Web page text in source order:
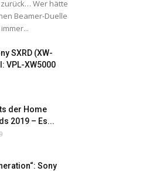
Wer hätte
Beamer-Duelle
SXRD (XW-
VPL-XW5000
der Home
2019 – Es...
Sony